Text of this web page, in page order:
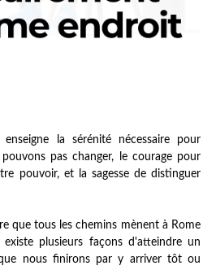
la sérénité nécessaire pour
pas changer, le courage pour
pouvoir, et la sagesse de distinguer
que tous les chemins mènent à Rome
plusieurs façons d'atteindre un
nous finirons par y arriver tôt ou